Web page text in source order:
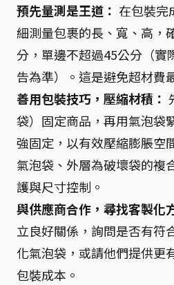
預先量測是王道： 在包裝完
細測量包裹的長、寬、高，
分，單邊不超過45公分（實
告為準）。這是避免超材費
善用包裝技巧，壓縮材積：
袋）固定商品，再用氣泡袋
強固定，以有效壓縮膨脹空
氣泡袋、外層為破壞袋的複
護與尺寸控制。
與供應商合作，尋找客製化
立良好關係，詢問是否有符
化氣泡袋，或請他們提供更
包裝成本。